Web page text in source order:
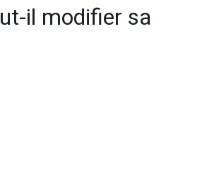
il modifier sa